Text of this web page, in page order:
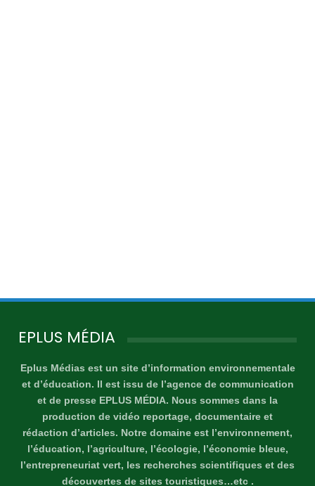
EPLUS MÉDIA
Eplus Médias est un site d’information environnementale
et d’éducation. Il est issu de l’agence de communication
et de presse EPLUS MÉDIA. Nous sommes dans la
production de vidéo reportage, documentaire et
rédaction d’articles. Notre domaine est l’environnement,
l’éducation, l’agriculture, l’écologie, l’économie bleue,
l’entrepreneuriat vert, les recherches scientifiques et des
découvertes de sites touristiques…etc .